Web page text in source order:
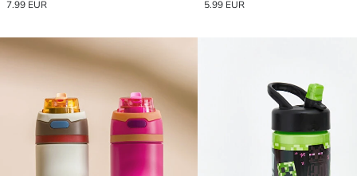
7.99 EUR 5.99 EUR